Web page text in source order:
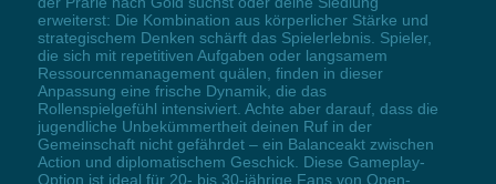
erweiterst: Die Kombination aus körperlicher Stärke und
strategischem Denken schärft das Spielerlebnis. Spieler,
die sich mit repetitiven Aufgaben oder langsamem
Ressourcenmanagement quälen, finden in dieser
Anpassung eine frische Dynamik, die das
Rollenspielgefühl intensiviert. Achte aber darauf, dass die
jugendliche Unbekümmertheit deinen Ruf in der
Gemeinschaft nicht gefährdet – ein Balanceakt zwischen
Action und diplomatischem Geschick. Diese Gameplay-
Option ist ideal für 20- bis 30-jährige Fans von Open-